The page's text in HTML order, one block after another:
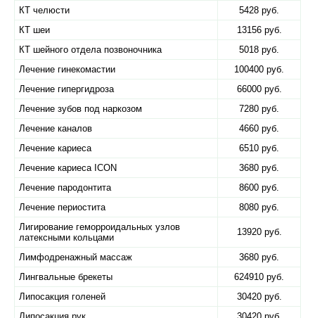
КТ челюсти
5428 руб.
КТ шеи
13156 руб.
КТ шейного отдела позвоночника
5018 руб.
Лечение гинекомастии
100400 руб.
Лечение гипергидроза
66000 руб.
Лечение зубов под наркозом
7280 руб.
Лечение каналов
4660 руб.
Лечение кариеса
6510 руб.
Лечение кариеса ICON
3680 руб.
Лечение пародонтита
8600 руб.
Лечение периостита
8080 руб.
Лигирование геморроидальных узлов
латексными кольцами
13920 руб.
Лимфодренажный массаж
3680 руб.
Лингвальные брекеты
624910 руб.
Липосакция голеней
30420 руб.